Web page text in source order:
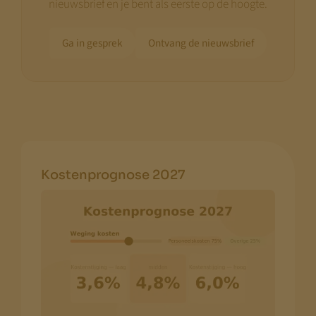
nieuwsbrief en je bent als eerste op de hoogte.
Ga in gesprek Ontvang de nieuwsbrief
Kostenprognose 2027